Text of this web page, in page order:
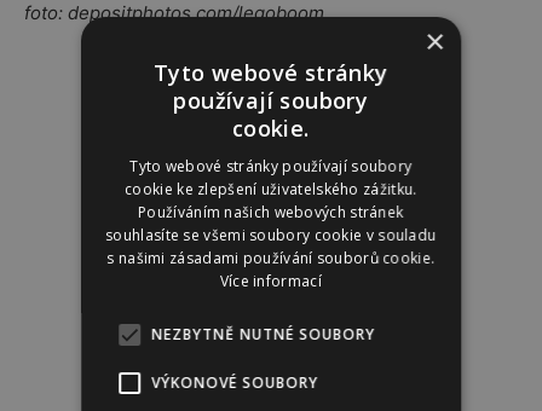
foto: depositphotos.com/legoboom
Reklama
×
Tyto webové stránky
používají soubory
cookie.
Tyto webové stránky používají soubory
cookie ke zlepšení uživatelského zážitku.
Používáním našich webových stránek
souhlasíte se všemi soubory cookie v souladu
s našimi zásadami používání souborů cookie.
Více informací
NEZBYTNĚ NUTNÉ SOUBORY
VÝKONOVÉ SOUBORY